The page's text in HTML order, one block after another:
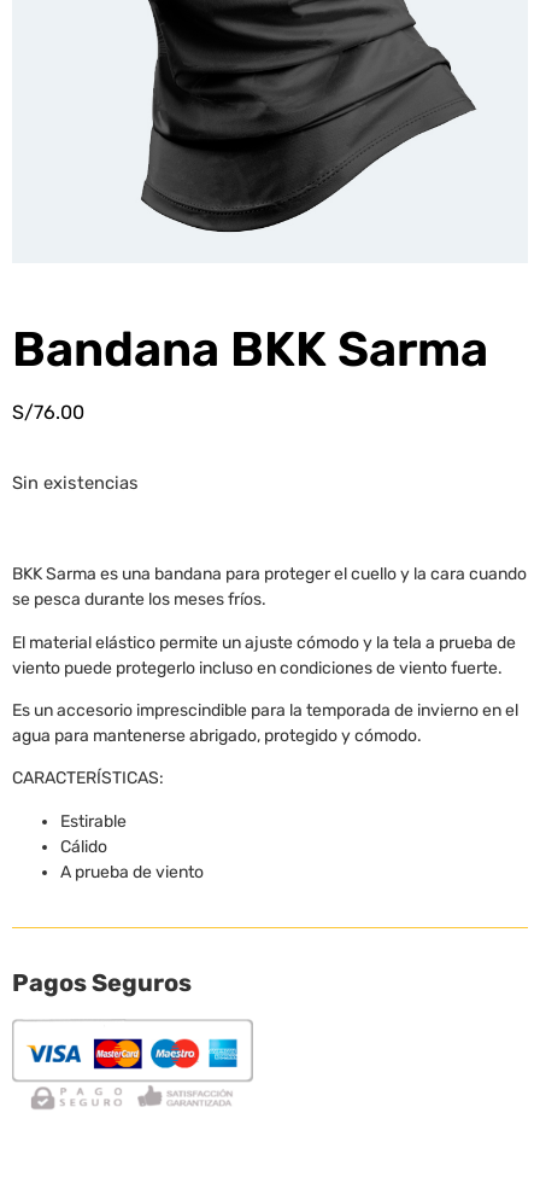
Bandana BKK Sarma
S/76.00
Sin existencias
BKK Sarma es una bandana para proteger el cuello y la cara cuando
se pesca durante los meses fríos.
El material elástico permite un ajuste cómodo y la tela a prueba de
viento puede protegerlo incluso en condiciones de viento fuerte.
Es un accesorio imprescindible para la temporada de invierno en el
agua para mantenerse abrigado, protegido y cómodo.
CARACTERÍSTICAS:
Estirable
Cálido
A prueba de viento
Pagos Seguros